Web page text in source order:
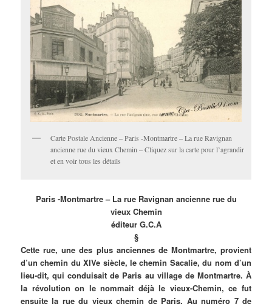
Carte Postale Ancienne – Paris -Montmartre – La rue Ravignan
ancienne rue du vieux Chemin – Cliquez sur la carte pour l’agrandir
et en voir tous les détails
Paris -Montmartre – La rue Ravignan ancienne rue du
vieux Chemin
éditeur G.C.A
§
Cette rue, une des plus anciennes de Montmartre, provient
d’un chemin du XIVe siècle, le chemin Sacalie, du nom d’un
lieu-dit, qui conduisait de Paris au village de Montmartre. À
la révolution on le nommait déjà le vieux-Chemin, ce fut
ensuite la rue du vieux chemin de Paris. Au numéro 7 de